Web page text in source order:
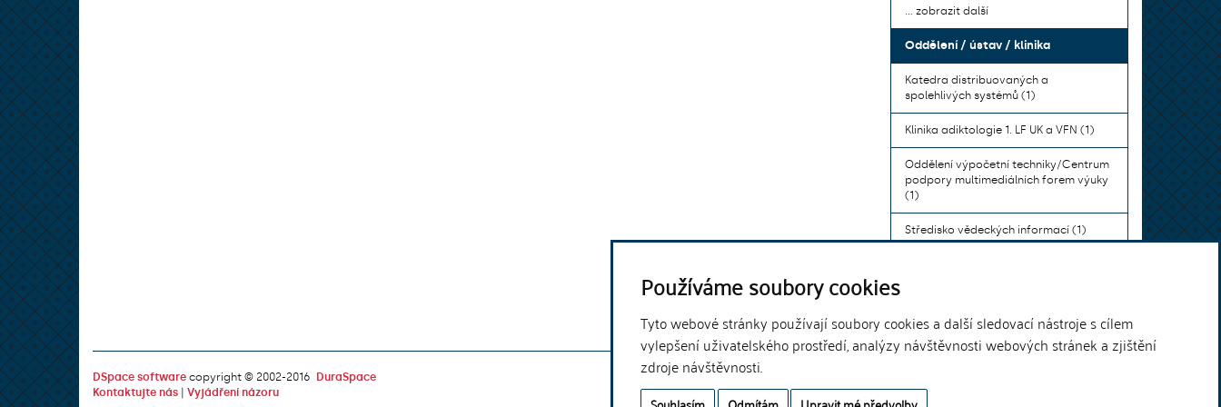
Používáme soubory cookies
Tyto webové stránky používají soubory cookies a další sledovací nástroje s cílem
vylepšení uživatelského prostředí, analýzy návštěvnosti webových stránek a zjištění
zdroje návštěvnosti.
... zobrazit další
Oddělení / ústav / klinika
Katedra distribuovaných a
spolehlivých systémů (1)
Klinika adiktologie 1. LF UK a VFN (1)
Oddělení výpočetní techniky/Centrum
podpory multimediálních forem výuky
(1)
Středisko vědeckých informací (1)
DSpace software copyright © 2002-2016
DuraSpace
Kontaktujte nás
Vyjádření názoru